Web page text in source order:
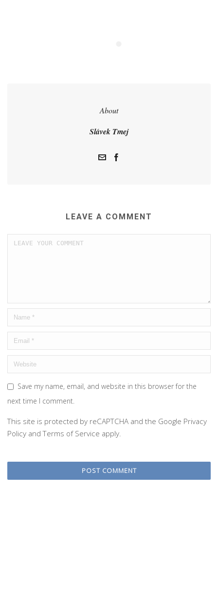
About
Slávek Tmej
LEAVE A COMMENT
Save my name, email, and website in this browser for the
next time I comment.
This site is protected by reCAPTCHA and the Google Privacy
Policy andTerms of Service apply.